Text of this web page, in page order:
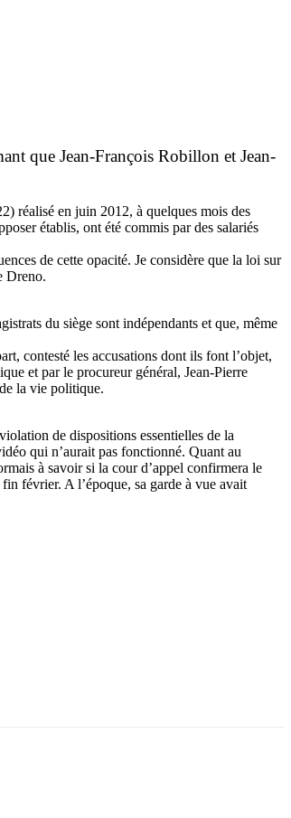
que Jean-François Robillon et Jean-
réalisé en juin 2012, à quelques mois des
établis, ont été commis par des salariés
de cette opacité. Je considère que la loi sur
Dreno.
du siège sont indépendants et que, même
contesté les accusations dont ils font l’objet,
et par le procureur général, Jean-Pierre
la vie politique.
de dispositions essentielles de la
qui n’aurait pas fonctionné. Quant au
à savoir si la cour d’appel confirmera le
février. A l’époque, sa garde à vue avait